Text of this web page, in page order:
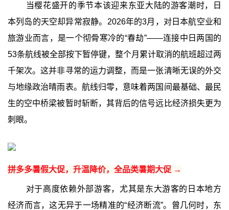
当樱花盛开的季节本该迎来东亚大陆的游客潮时，日
本列岛的天空却异常寂静。2026年的3月，对日本航空业和
旅游业而言，是一个彻骨寒冷的“春劫”——连接中日两国的
53条航线被全部按下暂停键，整个月累计取消的航班超过两
千架次。这并非寻常的运力调整，而是一张清晰无误的外交
与地缘政治晴雨表。航线归零，意味着两国间最基础、最民
生的空中桥梁被暂时斩断，其背后的信号远比经济损失更为
刺眼。
拼多多暑假大促，升温降价，全品类暑期大促 →
对于高度依赖外部游客，尤其是东大游客的日本地方
经济而言，这无异于一场精准的“经济断流”。曾几何时，东